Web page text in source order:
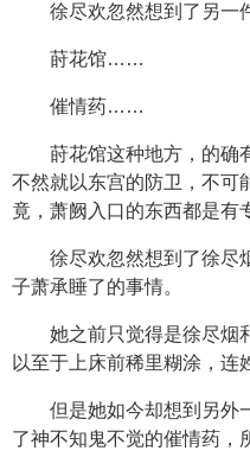
徐尽欢忽然想到了另一
莳花馆……
催情药……
莳花馆这种地方，的确
不然就以东宫的防卫，不可
竟，萧阙入口的东西都是有
徐尽欢忽然想到了徐尽
子萧承睡了的事情。
她之前只觉得是徐尽烟
以至于上床前稀里糊涂，连
但是她如今却想到另外
了神不知鬼不觉的催情药，